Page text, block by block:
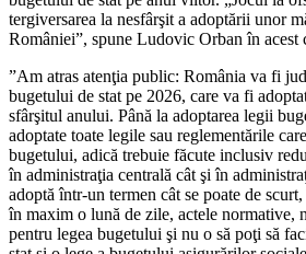
tergiversarea la nesfârşit a adoptării unor
României”, spune Ludovic Orban în acest
”Am atras atenţia public: România va fi
bugetului de stat pe 2026, care va fi
sfârşitul anului. Până la adoptarea legii
adoptate toate legile sau reglementările
bugetului, adică trebuie făcute inclusiv
în administraţia centrală cât şi în
adoptă într-un termen cât se poate de
în maxim o lună de zile, actele normative,
pentru legea bugetului şi nu o să poţi să